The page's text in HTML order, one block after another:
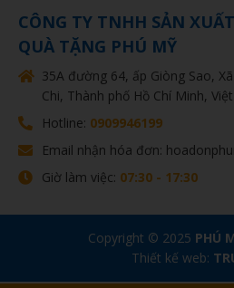
CÔNG TY TNHH SẢN
QUÀ TẶNG PHÚ MỸ
35A đường 64, ấp Giòng Sao,
Chi, Thành phố Hồ Chí Minh,
Hotline: 0909946199
Email nhận hóa đơn:
Giờ làm việc: 07:30 - 17:30
Copyright © 2025 PHÚ
Thiết kế web: